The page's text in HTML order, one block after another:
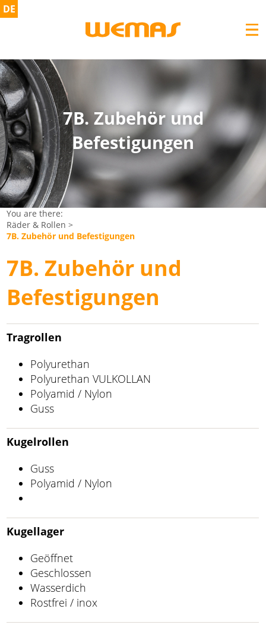
DE
7B. Zubehör und
Befestigungen
You are there:
Räder & Rollen >
7B. Zubehör und Befestigungen
7B. Zubehör und
Befestigungen
Tragrollen
Polyurethan
Polyurethan VULKOLLAN
Polyamid / Nylon
Guss
Kugelrollen
Guss
Polyamid / Nylon
Kugellager
Geöffnet
Geschlossen
Wasserdich
Rostfrei / inox